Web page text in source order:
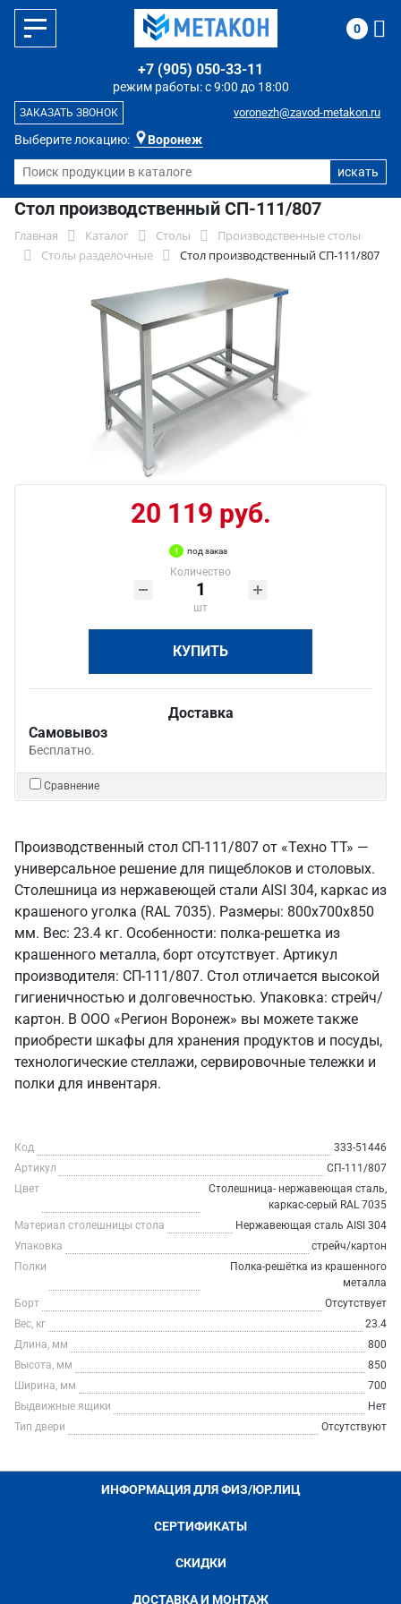
Выберите локацию: Воронеж
режим работы: с 9:00 до 18:00
+7 (905) 050-33-11
voronezh@zavod-metakon.ru
ЗАКАЗАТЬ ЗВОНОК
0
Стол производственный СП-111/807
Главная Каталог Столы
Производственные столы
Столы разделочные
Стол производственный СП-111/807
20 119 руб.
под заказ
Количество
шт
КУПИТЬ
Доставка
Самовывоз
Бесплатно.
Сравнение
Производственный стол СП-111/807 от «Техно ТТ» —
универсальное решение для пищеблоков и столовых.
Столешница из нержавеющей стали AISI 304, каркас из
крашеного уголка (RAL 7035). Размеры: 800x700x850
мм. Вес: 23.4 кг. Особенности: полка-решетка из
крашенного металла, борт отсутствует. Артикул
производителя: СП-111/807. Стол отличается высокой
гигиеничностью и долговечностью. Упаковка: стрейч/
картон. В ООО «Регион Воронеж» вы можете также
приобрести шкафы для хранения продуктов и посуды,
технологические стеллажи, сервировочные тележки и
полки для инвентаря.
Код
333-51446
Артикул
СП-111/807
Цвет
Столешница- нержавеющая сталь,
каркас-серый RAL 7035
Материал столешницы стола
Нержавеющая сталь AISI 304
Упаковка
стрейч/картон
Полки
Полка-решётка из крашенного
металла
Борт
Отсутствует
Вес, кг
23.4
Длина, мм
800
Высота, мм
850
Ширина, мм
700
Выдвижные ящики
Нет
Тип двери
Отсутствуют
ИНФОРМАЦИЯ ДЛЯ ФИЗ/ЮР.ЛИЦ
СЕРТИФИКАТЫ
СКИДКИ
ДОСТАВКА И МОНТАЖ